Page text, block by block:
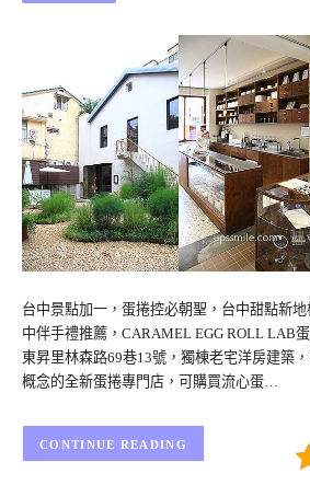
台中景點加一，蛋捲控必朝聖，台中甜點新
中伴手禮推薦，CARAMEL EGG ROLL LAB
東昇里林森路69巷13號，獨棟老宅洋房建築
概念的全新蛋捲專門店，可購買流心蛋…
CONTINUE READING